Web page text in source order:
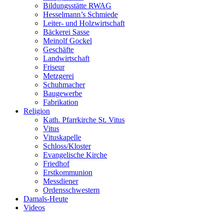
Bildungsstätte RWAG
Hesselmann’s Schmiede
Leiter- und Holzwirtschaft
Bäckerei Sasse
Meinolf Gockel
Geschäfte
Landwirtschaft
Friseur
Metzgerei
Schuhmacher
Baugewerbe
Fabrikation
Religion
Kath. Pfarrkirche St. Vitus
Vitus
Vituskapelle
Schloss/Kloster
Evangelische Kirche
Friedhof
Erstkommunion
Messdiener
Ordensschwestern
Damals-Heute
Videos